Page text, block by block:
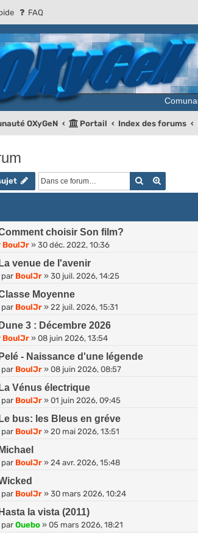
FAQ
OXyGeN Portail Index des forums
Rechercher
choisir Son film?
BoulJr » 30 déc. 2022, 10:36
La venue de l'avenir
par BoulJr » 30 juil. 2026, 14:25
Moyenne
par BoulJr » 22 juil. 2026, 15:31
Dune 3 : Décembre 2026
BoulJr » 08 juin 2026, 13:54
Pelé - Naissance d'une légende
par BoulJr » 08 juin 2026, 08:57
La Vénus électrique
par BoulJr » 01 juin 2026, 09:45
Le bus: les Bleus en gréve
par BoulJr » 20 mai 2026, 13:51
Michael
par BoulJr » 24 avr. 2026, 15:48
par BoulJr » 30 mars 2026, 10:24
Hasta la vista (2011)
par Ouebo » 05 mars 2026, 18:21